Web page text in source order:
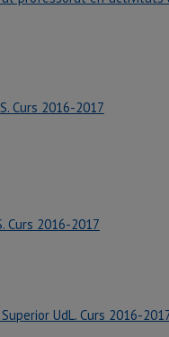
Curs 2016-2017
Curs 2016-2017
UdL. Curs 2016-